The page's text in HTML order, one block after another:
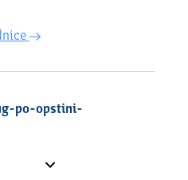
po-opstini-